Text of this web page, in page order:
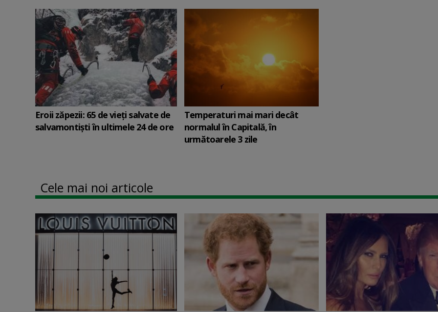
Eroii zăpezii: 65 de vieți salvate de
salvamontiști în ultimele 24 de ore
Temperaturi mai mari decât
normalul în Capitală, în
următoarele 3 zile
Cele mai noi articole